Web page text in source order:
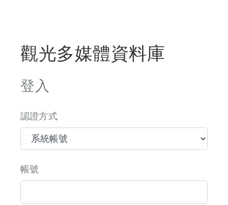
觀光多媒體資料庫
登入
認證方式
帳號